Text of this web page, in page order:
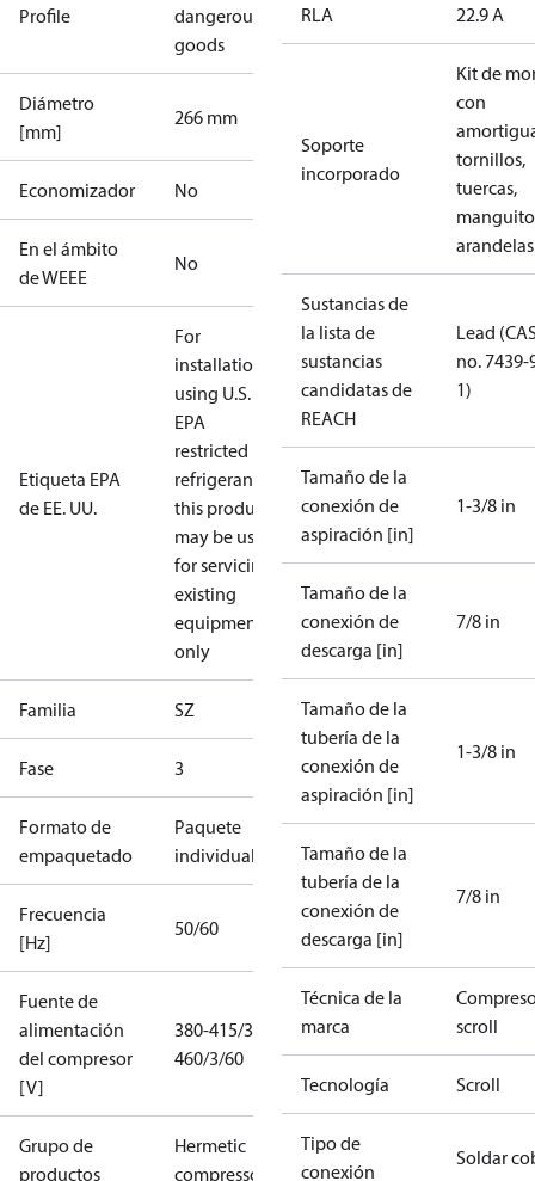
Profile
dangerous
goods
Diámetro
[mm]
266 mm
Economizador No
En el ámbito
de WEEE
No
Etiqueta EPA
de EE. UU.
For
installations
using U.S.
EPA
restricted
refrigerants,
this product
may be used
for servicing
existing
equipment
only
Familia SZ
Fase 3
Formato de
empaquetado
Paquete
individual
Frecuencia
[Hz]
50/60
Fuente de
alimentación
del compresor
[V]
380-415/3/50
460/3/60
Grupo de
productos
Hermetic
compressors
RLA 22.9 A
Soporte
incorporado
Kit de
con
tornillos,
tuercas,
arandelas
Sustancias de
la lista de
sustancias
candidatas de
REACH
Lead
no. 7439-
1)
Tamaño de la
conexión de
aspiración [in]
1-3/8 in
Tamaño de la
conexión de
descarga [in]
7/8 in
Tamaño de la
tubería de la
conexión de
aspiración [in]
1-3/8 in
Tamaño de la
tubería de la
conexión de
descarga [in]
7/8 in
Técnica de la
marca
scroll
Tecnología Scroll
Tipo de
conexión
Soldar